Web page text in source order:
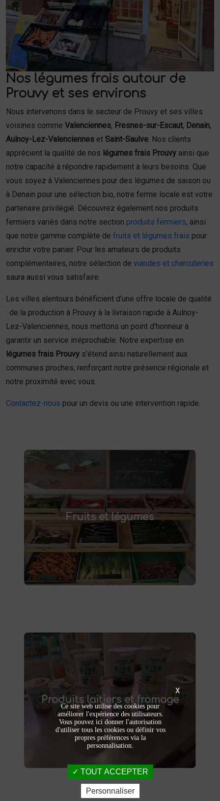
Nos légumes frais autour de
Prouvy et ses environs
Nous intervenons dans le secteur de Prouvy et ses villes
voisines comme Valenciennes, Fresnes-sur-Escaut, Denain,
Aulnoy-Lez-Valenciennes et Saint-Saulve . Nos clients
apprécient la qualité de nos légumes frais Prouvy ainsi que
notre capacité à répondre rapidement à leurs besoins. Que
vous soyez à Valenciennes pour des légumes de saison ou
à Denain pour une sélection bio, notre ferme locale est votre
partenaire privilégié. Découvrez également nos produits
fermiers variés dans notre section produits fermiers, ainsi
que notre gamme complète de fruits et légumes frais pour
enrichir votre panier. Pour les amateurs de produits
complémentaires, notre sélection de viandes et charcuteries
saura aussi vous satisfaire.
Les villes alentours bénéficient d’une offre locale de qualité
: de la production à Prouvy à la livraison rapide à Aulnoy-
Lez-Valenciennes, nous mettons un point d’honneur à
garantir un service irréprochable. Notre expertise en
légumes frais Prouvy s’étend ainsi naturellement aux
communes proches, renforçant notre présence régionale et
notre proximité avec vous.
Contactez-nous pour un devis ou une intervention rapide.
Fruits et légumes
Fruits et légumes
Achetez des
fruits et légumes frais à Saint-
Saulve
et savourez des produits de saison,
cultivés localement. Goûtez la différence :
des produits sains et respectueux de
l'environnement. Vente directe à la ferme ou
livraison à domicile.
Produits laitiers et fromage
Produits laitiers et fromage
Dégustez nos
produits laitiers et fromages à
Saint-Saulve
. Yaourts crémeux, fromages
affinés et autres délices laitiers vous
attendent dans notre ferme. Livraison et
vente directe à la ferme pour une fraîcheur
garantie.
X
Ce site web utilise des cookies pour
améliorer l'expérience des utilisateurs.
Vous pouvez ici donner l'autorisation
d'utiliser tous les cookies ou définir vos
propres préférences via la
personnalisation.
TOUT ACCEPTER
Personnaliser